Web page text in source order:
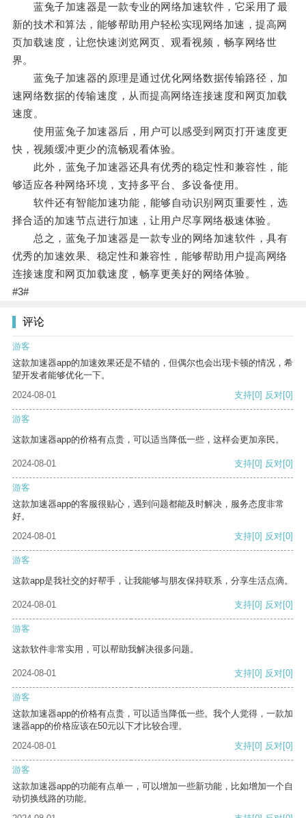
蓝兔子加速器是一款专业的网络加速软件，它采用了最
新的技术和算法，能够帮助用户轻松实现网络加速，提高网
页加载速度，让您快速浏览网页、观看视频，畅享网络世
界。
蓝兔子加速器的原理是通过优化网络数据传输路径，加
速网络数据的传输速度，从而提高网络连接速度和网页加载
速度。
使用蓝兔子加速器后，用户可以感受到网页打开速度更
快，视频缓冲更少的流畅观看体验。
此外，蓝兔子加速器还具有优秀的稳定性和兼容性，能
够适应各种网络环境，支持多平台、多设备使用。
软件还有智能加速功能，能够自动识别网页重要性，选
择合适的加速节点进行加速，让用户尽享网络极速体验。
总之，蓝兔子加速器是一款专业的网络加速软件，具有
优秀的加速效果、稳定性和兼容性，能够帮助用户提高网络
连接速度和网页加载速度，畅享更美好的网络体验。
#3#
评论
游客
这款加速器app的加速效果还是不错的，但偶尔也会出现卡顿的情况，希
望开发者能够优化一下。
2024-08-01
支持[0] 反对[0]
游客
这款加速器app的价格有点贵，可以适当降低一些，这样会更加亲民。
2024-08-01 支持[0] 反对[0]
游客
这款加速器app的客服很贴心，遇到问题都能及时解决，服务态度非常
好。
2024-08-01
支持[0] 反对[0]
游客
这款app是我社交的好帮手，让我能够与朋友保持联系，分享生活点滴。
2024-08-01 支持[0] 反对[0]
游客
这款软件非常实用，可以帮助我解决很多问题。
2024-08-01 支持[0] 反对[0]
游客
这款加速器app的价格有点贵，可以适当降低一些。我个人觉得，一款加
速器app的价格应该在50元以下才比较合理。
2024-08-01
支持[0] 反对[0]
游客
这款加速器app的功能有点单一，可以增加一些新功能，比如增加一个自
动切换线路的功能。